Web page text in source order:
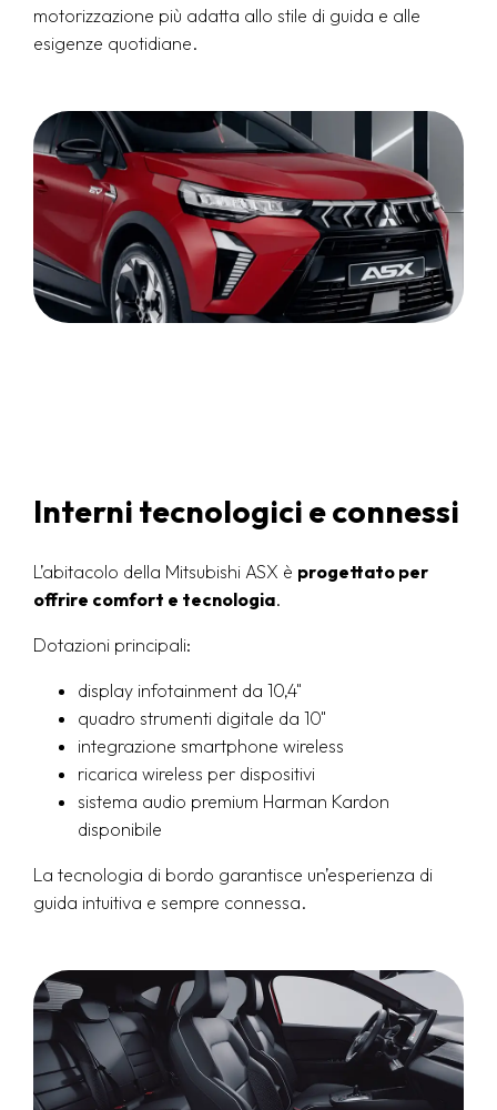
motorizzazione più adatta allo stile di guida e alle
esigenze quotidiane.
Interni tecnologici e connessi
L’abitacolo della Mitsubishi ASX è progettato per
offrire comfort e tecnologia.
Dotazioni principali:
display infotainment da 10,4"
quadro strumenti digitale da 10"
integrazione smartphone wireless
ricarica wireless per dispositivi
sistema audio premium Harman Kardon
disponibile
La tecnologia di bordo garantisce un’esperienza di
guida intuitiva e sempre connessa.